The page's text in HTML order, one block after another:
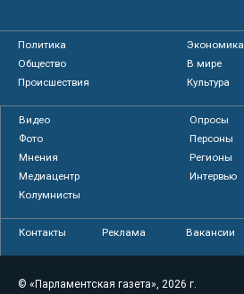
Политика
Экономика
Общество
В мире
Происшествия
Культура
Видео
Опросы
Фото
Персоны
Мнения
Регионы
Медиацентр
Интервью
Колумнисты
Контакты Реклама Вакансии
© «Парламентская газета», 2026 г.